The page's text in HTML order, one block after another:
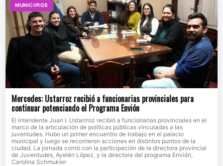
MUNICIPIOS
Mercedes: Ustarroz recibió a funcionarias provinciales para
continuar potenciando el Programa Envión
El intendente Juan I. Ustarrroz recibió a funcionarias provinciales en el
marco de la articulación de políticas públicas vinculadas a las
juventudes. Hubo un primer encuentro de trabajo en el palacio
municipal y luego se recorrieron acciones en distintos puntos de la
ciudad. La jornada contó con la participación de la directora provincial
de Juventudes, Ayelén López, y la directora del programa Envión,
Carolina Schmukler